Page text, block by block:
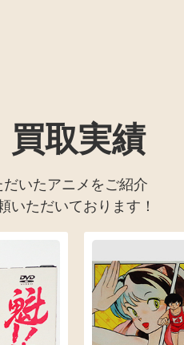
買取実績
いたアニメをご紹介
いただいております！